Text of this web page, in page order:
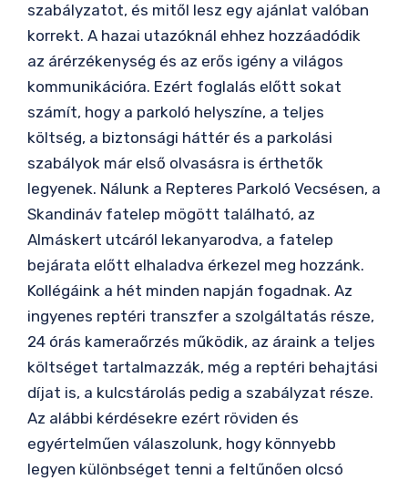
szabályzatot, és mitől lesz egy ajánlat valóban
korrekt. A hazai utazóknál ehhez hozzáadódik
az árérzékenység és az erős igény a világos
kommunikációra. Ezért foglalás előtt sokat
számít, hogy a parkoló helyszíne, a teljes
költség, a biztonsági háttér és a parkolási
szabályok már első olvasásra is érthetők
legyenek. Nálunk a Repteres Parkoló Vecsésen, a
Skandináv fatelep mögött található, az
Almáskert utcáról lekanyarodva, a fatelep
bejárata előtt elhaladva érkezel meg hozzánk.
Kollégáink a hét minden napján fogadnak. Az
ingyenes reptéri transzfer a szolgáltatás része,
24 órás kameraőrzés működik, az áraink a teljes
költséget tartalmazzák, még a reptéri behajtási
díjat is, a kulcstárolás pedig a szabályzat része.
Az alábbi kérdésekre ezért röviden és
egyértelműen válaszolunk, hogy könnyebb
legyen különbséget tenni a feltűnően olcsó